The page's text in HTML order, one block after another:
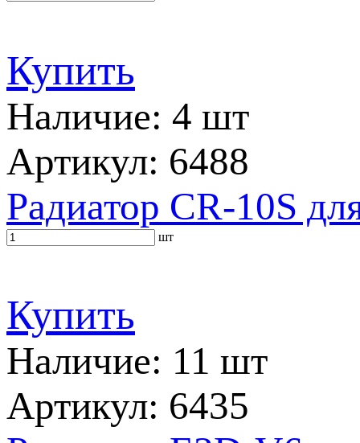
Купить
Наличие: 4 шт
Артикул: 6488
Радиатор CR-10S
шт
Купить
Наличие: 11 шт
Артикул: 6435